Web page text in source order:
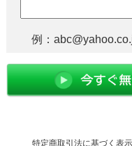
例：
特定商取引法に基づく表示